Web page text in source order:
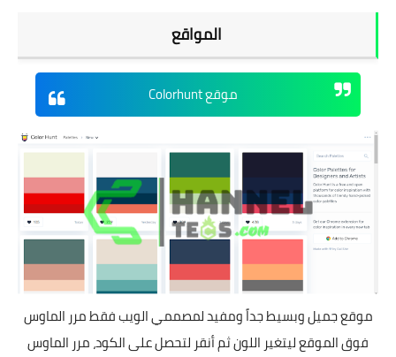
المواقع
موقع Colorhunt
موقع جميل وبسيط جداً ومفيد لمصممي الويب فقط مرر الماوس
فوق الموقع ليتغير اللون ثم أنقر لتحصل على الكود، مرر الماوس